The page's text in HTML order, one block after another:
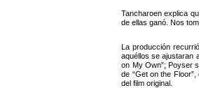
Tancharoen explica
de ellas ganó. Nos
La producción
aquéllos se ajustaran
on My Own”; Poyser
de “Get on the
del film original.